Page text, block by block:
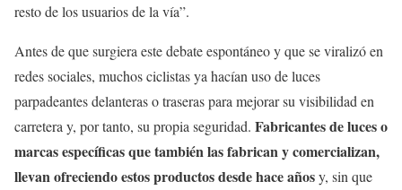
resto de los usuarios de la vía”.
Antes de que surgiera este debate espontáneo y que se viralizó en
redes sociales, muchos ciclistas ya hacían uso de luces
parpadeantes delanteras o traseras para mejorar su visibilidad en
carretera y, por tanto, su propia seguridad. Fabricantes de luces o
marcas específicas que también las fabrican y comercializan,
llevan ofreciendo estos productos desde hace añosy, sin que